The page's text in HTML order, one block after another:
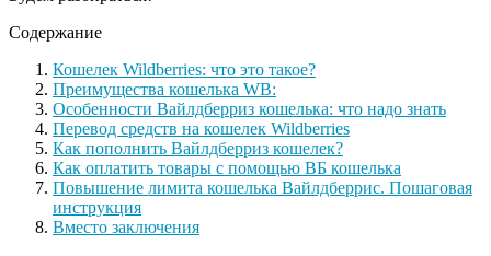
Содержание
Кошелек Wildberries: что это такое?
Преимущества кошелька WB:
Особенности Вайлдберриз кошелька: что надо знать
Перевод средств на кошелек Wildberries
Как пополнить Вайлдберриз кошелек?
Как оплатить товары с помощью ВБ кошелька
Повышение лимита кошелька Вайлдберрис. Пошаговая
инструкция
Вместо заключения